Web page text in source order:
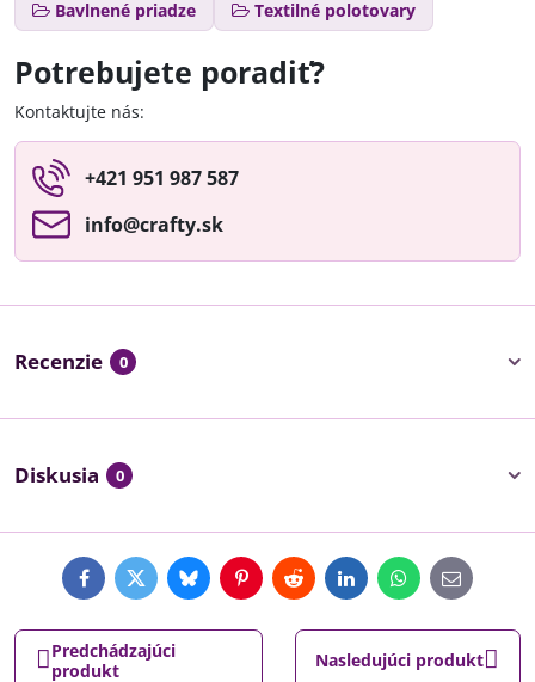
Bavlnené priadze Textilné polotovary
Potrebujete poradiť?
Kontaktujte nás:
+421 951 987 587
info​@crafty​.sk
Recenzie 0
Diskusia 0
FacebookTwitterBlueskyPinterestRedditLinkedInWhatsApp
E-
mail
Predchádzajúci
produkt
Nasledujúci produkt